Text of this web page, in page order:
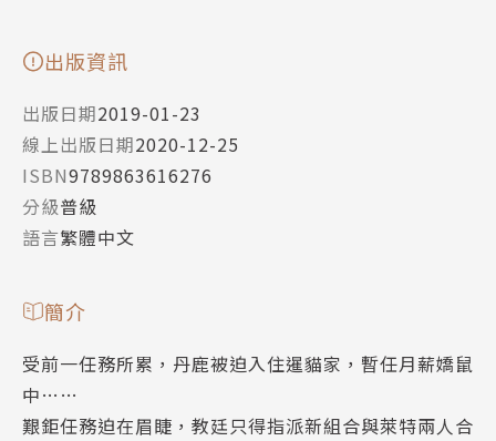
出版資訊
出版日期2019-01-23
線上出版日期2020-12-25
ISBN9789863616276
分級普級
語言繁體中文
簡介
受前一任務所累，丹鹿被迫入住暹貓家，暫任月薪嬌鼠
中……
艱鉅任務迫在眉睫，教廷只得指派新組合與萊特兩人合